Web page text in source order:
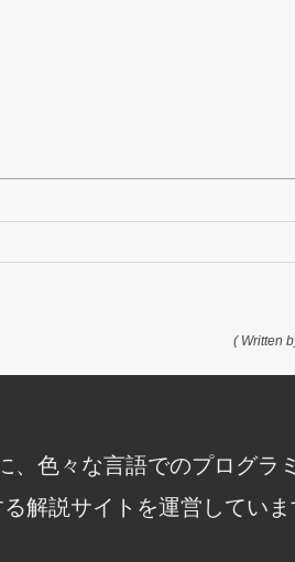
( Written
、色々な言語でのプログラ
解説サイトを運営していま